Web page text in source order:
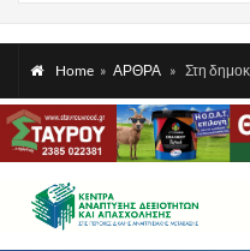
Home » ΑΡΘΡΑ » Στη